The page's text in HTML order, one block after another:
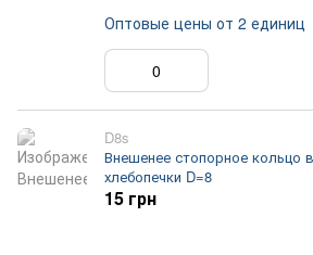
Оптовые цены от 2 единиц
D8s
Внешенее стопорное кольцо
хлебопечки D=8
15 грн